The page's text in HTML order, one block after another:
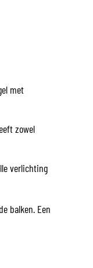
met
zowel
verlichting
balken. Een